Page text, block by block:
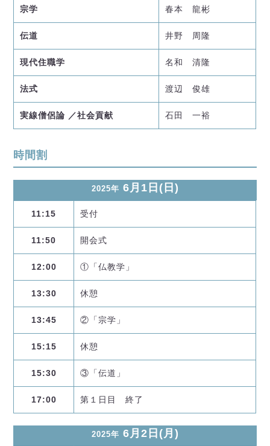
宗学 春本 龍彬
伝道 井野 周隆
現代住職学 名和 清隆
法式 渡辺 俊雄
実線僧侶論 ／社会貢献 石田 一裕
時間割
2025年 6月1日(日)
11:15 受付
11:50 開会式
12:00 ①「仏教学」
13:30 休憩
13:45 ②「宗学」
15:15 休憩
15:30 ③「伝道」
17:00 第１日目 終了
2025年 6月2日(月)